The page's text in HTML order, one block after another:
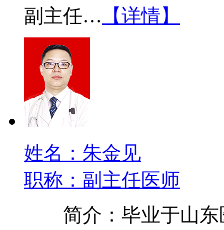
副主任… 【详情】
姓名：朱金见
职称：副主任医师
简介：毕业于山东